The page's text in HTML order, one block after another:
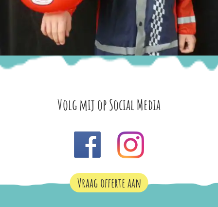
Volg mij op Social Media
Vraag offerte aan